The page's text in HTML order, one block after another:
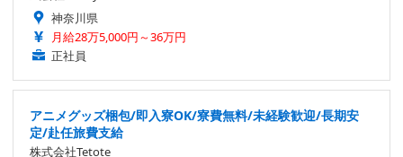
神奈川県
月給28万5,000円～36万円
正社員
アニメグッズ梱包/即入寮OK/寮費無料/未経験歓迎/長期安
定/赴任旅費支給
株式会社Tetote